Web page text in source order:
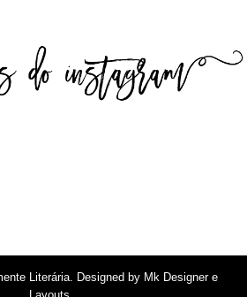
Literária. Designed by Mk Designer e